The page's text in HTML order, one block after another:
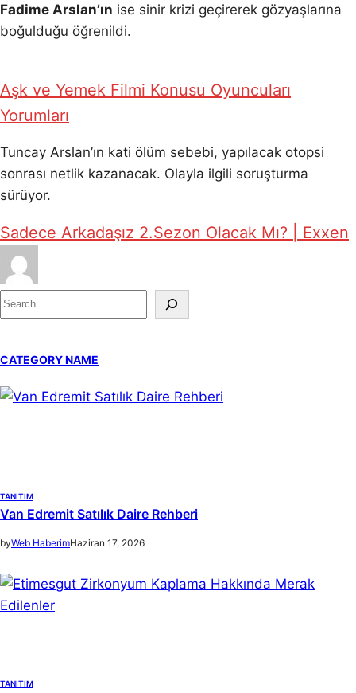
Fadime Arslan’ın ise sinir krizi geçirerek gözyaşlarına
boğulduğu öğrenildi.
Aşk ve Yemek Filmi Konusu Oyuncuları
Yorumları
Tuncay Arslan’ın kati ölüm sebebi, yapılacak otopsi
sonrası netlik kazanacak. Olayla ilgili soruşturma
sürüyor.
Sadece Arkadaşız 2.Sezon Olacak Mı? | Exxen
S
e
r
c
CATEGORY NAME
TANITIM
Van Edremit Satılık Daire Rehberi
byWeb HaberimHaziran 17, 2026
TANITIM